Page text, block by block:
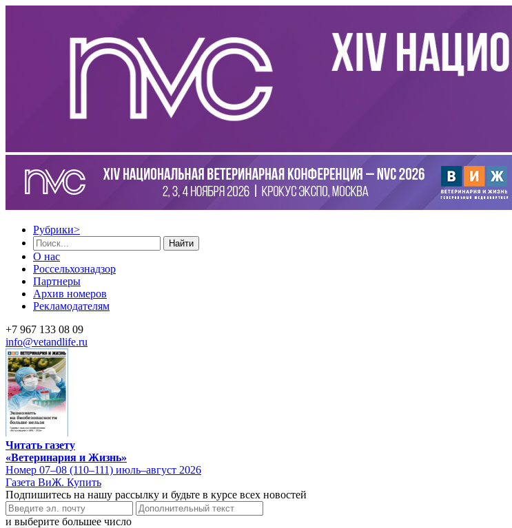
Рубрики>
Найти
О нас
Россельхознадзор
Партнеры
Архив номеров
Рекламодателям
+7 967 133 08 09
info@vetandlife.ru
Читать газету
«Ветеринария и Жизнь»
Номер 07–08 (110–111) июль–август 2026
Газета ВиЖ. Купить
Подпишитесь на нашу рассылку и будьте в курсе всех новостей
и выберите большее число